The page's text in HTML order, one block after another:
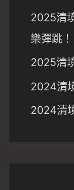
2025清
樂彈跳！
2025清
2024清
2024清